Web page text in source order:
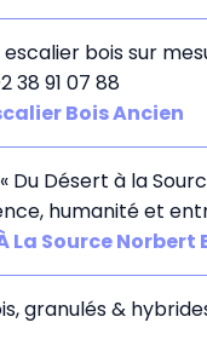
bois sur
38 91 07 88
Bois Ancien
Du Désert à la
humanité et
La Source Norbert
granulés &